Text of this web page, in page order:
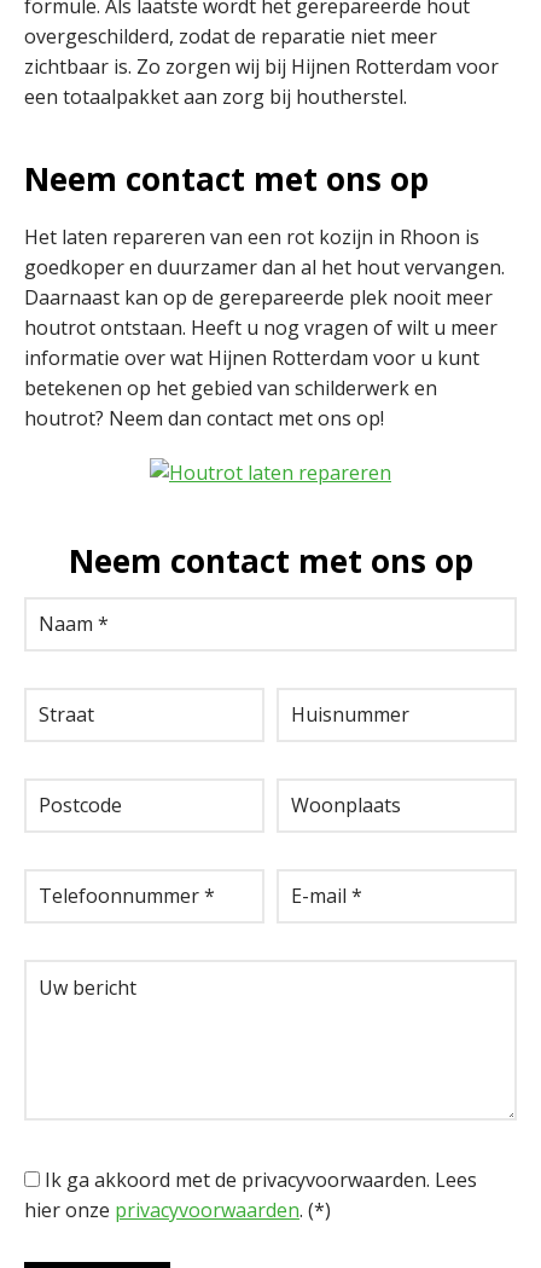
formule. Als laatste wordt het gerepareerde hout
overgeschilderd, zodat de reparatie niet meer
zichtbaar is. Zo zorgen wij bij Hijnen Rotterdam voor
een totaalpakket aan zorg bij houtherstel.
Neem contact met ons op
Het laten repareren van een rot kozijn in Rhoon is
goedkoper en duurzamer dan al het hout vervangen.
Daarnaast kan op de gerepareerde plek nooit meer
houtrot ontstaan. Heeft u nog vragen of wilt u meer
informatie over wat Hijnen Rotterdam voor u kunt
betekenen op het gebied van schilderwerk en
houtrot? Neem dan contact met ons op!
Neem contact met ons op
Ik ga akkoord met de privacyvoorwaarden. Lees
hier onze privacyvoorwaarden. (*)